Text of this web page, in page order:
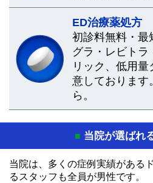
ED治療薬処方
初診料無料・最
グラ・レビトラ
リック、低用
意しております
ら。
■ 当院が選ばれ
当院は、多くの症例実績がある
るスタッフも全員が男性です。